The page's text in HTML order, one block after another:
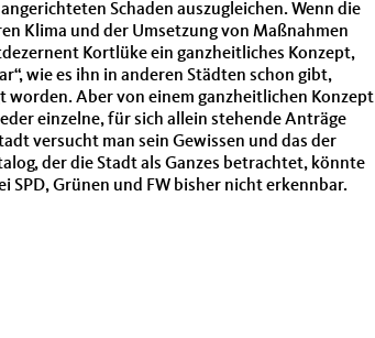
Schaden auszugleichen. Wenn die
Klima und der Umsetzung von Maßnahmen
Kortlüke ein ganzheitliches Konzept,
wie es ihn in anderen Städten schon gibt,
Aber von einem ganzheitlichen Konzept
einzelne, für sich allein stehende Anträge
versucht man sein Gewissen und das der
der die Stadt als Ganzes betrachtet, könnte
Grünen und FW bisher nicht erkennbar.